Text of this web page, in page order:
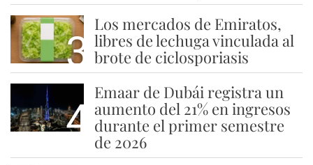
3
Los mercados de Emiratos,
libres de lechuga vinculada al
brote de ciclosporiasis
4
Emaar de Dubái registra un
aumento del 21% en ingresos
durante el primer semestre
de 2026